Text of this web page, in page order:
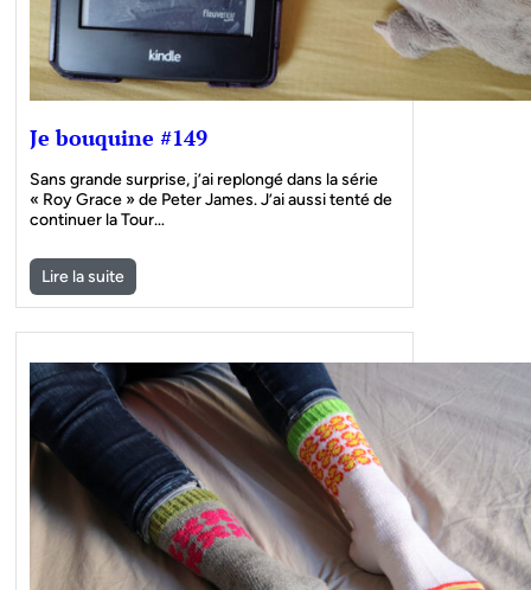
Je bouquine #149
Sans grande surprise, j’ai replongé dans la série
« Roy Grace » de Peter James. J’ai aussi tenté de
continuer la Tour…
Lire la suite